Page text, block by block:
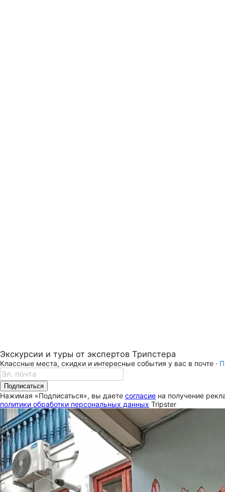
Экскурсии и туры от экспертов Трипстера
Классные места, скидки и интересные события у вас в почте ·
Подписаться
Нажимая «Подписаться», вы даете согласие на получение
политики обработки персональных данных Tripster